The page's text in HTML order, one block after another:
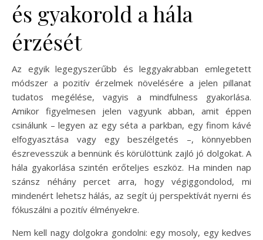
és gyakorold a hála
érzését
Az egyik legegyszerűbb és leggyakrabban emlegetett
módszer a pozitív érzelmek növelésére a jelen pillanat
tudatos megélése, vagyis a mindfulness gyakorlása.
Amikor figyelmesen jelen vagyunk abban, amit éppen
csinálunk – legyen az egy séta a parkban, egy finom kávé
elfogyasztása vagy egy beszélgetés –, könnyebben
észrevesszük a bennünk és körülöttünk zajló jó dolgokat. A
hála gyakorlása szintén erőteljes eszköz. Ha minden nap
szánsz néhány percet arra, hogy végiggondolod, mi
mindenért lehetsz hálás, az segít új perspektívát nyerni és
fókuszálni a pozitív élményekre.
Nem kell nagy dolgokra gondolni: egy mosoly, egy kedves